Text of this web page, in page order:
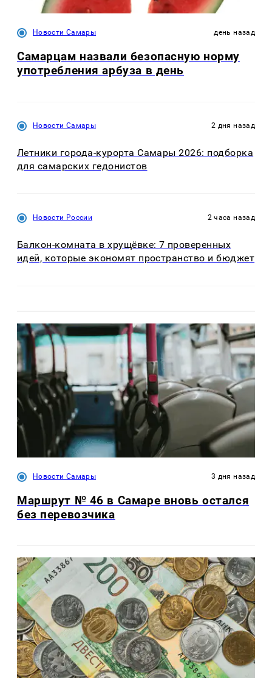
Новости Самары день назад
Самарцам назвали безопасную норму
употребления арбуза в день
Новости Самары 2 дня назад
Летники города-курорта Самары 2026: подборка
для самарских гедонистов
Новости России 2 часа назад
Балкон-комната в хрущёвке: 7 проверенных
идей, которые экономят пространство и бюджет
Новости Самары 3 дня назад
Маршрут № 46 в Самаре вновь остался
без перевозчика